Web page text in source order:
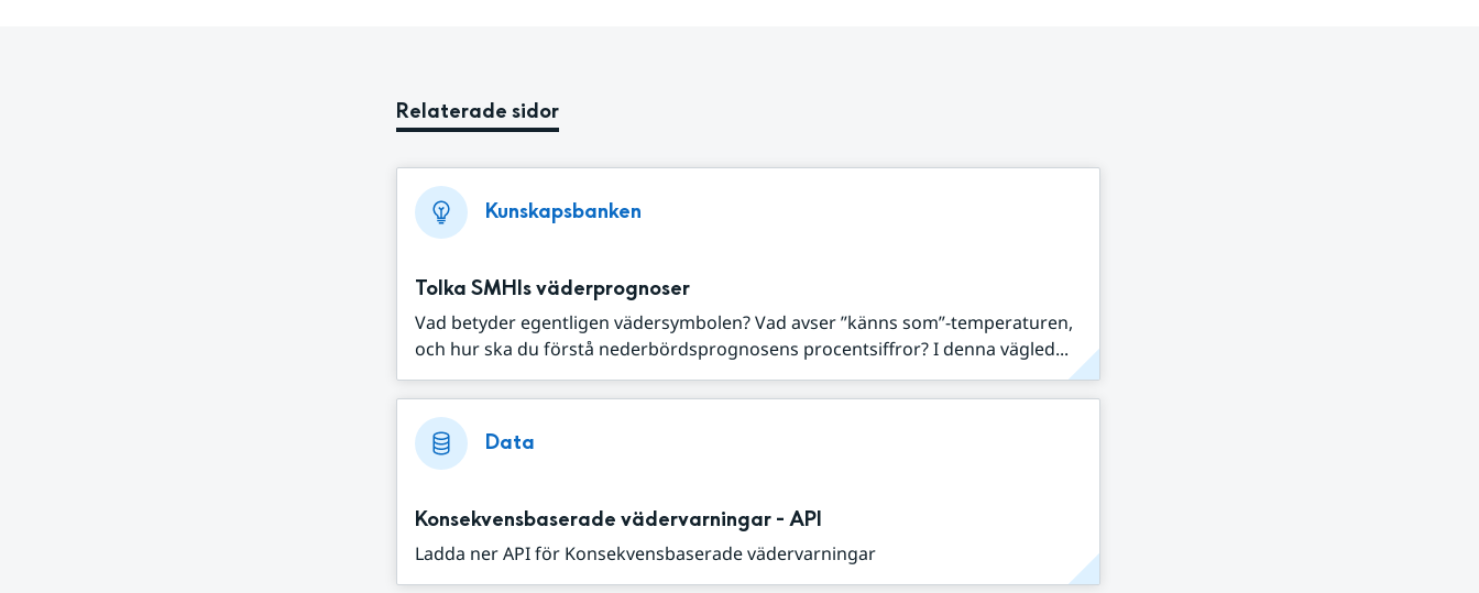
Relaterade sidor
Kunskapsbanken
Tolka SMHIs väderprognoser
Vad betyder egentligen vädersymbolen? Vad avser ”känns som”-temperaturen,
och hur ska du förstå nederbördsprognosens procentsiffror? I denna vägled...
Data
Konsekvensbaserade vädervarningar - API
Ladda ner API för Konsekvensbaserade vädervarningar